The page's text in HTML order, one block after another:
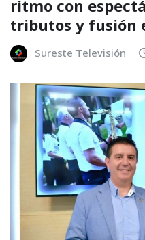
ritmo con
tributos y fusión
Sureste Televisión